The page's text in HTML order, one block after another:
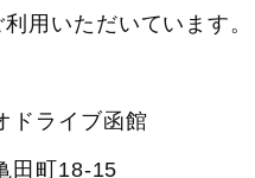
用いただいています。
ドライブ函館
田町18-15